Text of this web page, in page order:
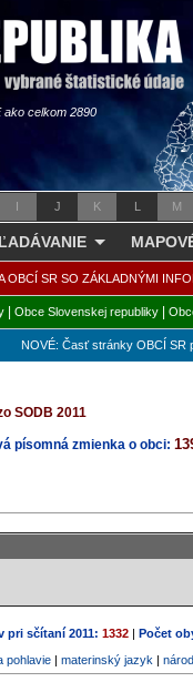
celkom 2890
I J K L M
OBCÍ SR SO ZÁKLADNÝMI
| Obce Slovenskej republiky|
NOVÉ: Časť stránky OBCÍ SR
SODB 2011
písomná zmienka o obci:
pri sčítaní 2011: 1332 | Počet
pohlavie| materinský jazyk |